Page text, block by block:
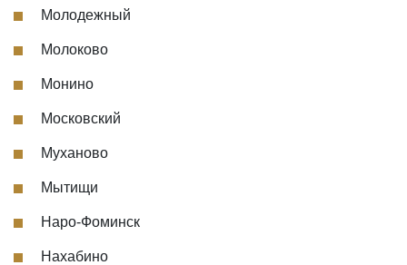
Молодежный
Молоково
Монино
Московский
Муханово
Мытищи
Наро-Фоминск
Нахабино